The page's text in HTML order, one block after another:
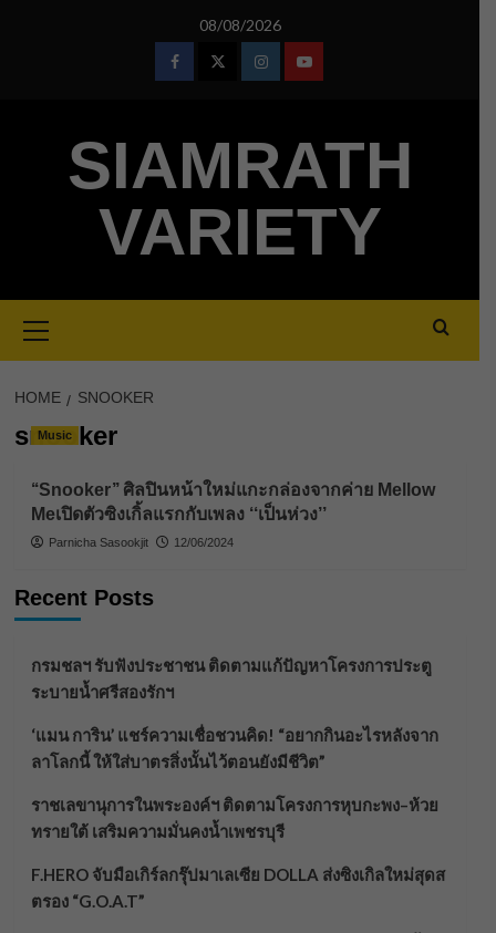
08/08/2026
FacebookTwitterInstagramYoutube
SIAMRATH
VARIETY
Menu
HOME SNOOKER
snooker
Music
‘‘Snooker’’ ศิลปินหน้าใหม่แกะกล่องจากค่าย Mellow
Meเปิดตัวซิงเกิ้ลแรกกับเพลง ‘‘เป็นห่วง’’
Parnicha Sasookjit 12/06/2024
Recent Posts
กรมชลฯ รับฟังประชาชน ติดตามแก้ปัญหาโครงการประตู
ระบายน้ำศรีสองรักฯ
‘แมน การิน’ แชร์ความเชื่อชวนคิด! “อยากกินอะไรหลังจาก
ลาโลกนี้ ให้ใส่บาตรสิ่งนั้นไว้ตอนยังมีชีวิต”
ราชเลขานุการในพระองค์ฯ ติดตามโครงการหุบกะพง–ห้วย
ทรายใต้ เสริมความมั่นคงน้ำเพชรบุรี
F.HERO จับมือเกิร์ลกรุ๊ปมาเลเซีย DOLLA ส่งซิงเกิลใหม่สุดส
ตรอง “G.O.A.T”